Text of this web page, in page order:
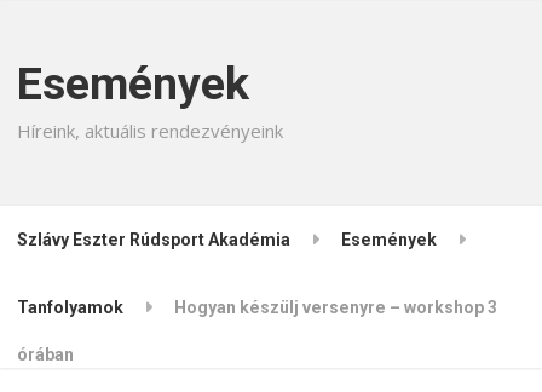
Események
Híreink, aktuális rendezvényeink
Szlávy Eszter Rúdsport Akadémia Események
Tanfolyamok Hogyan készülj versenyre – workshop 3
órában